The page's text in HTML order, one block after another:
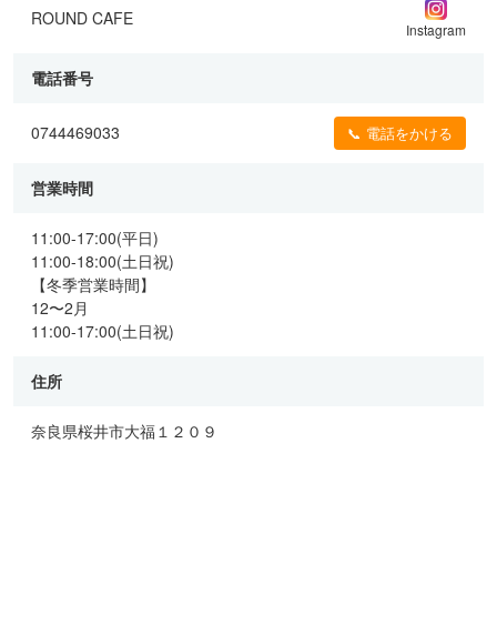
ROUND CAFE Instagram
電話番号
0744469033 📞 電話をかける
営業時間
11:00-17:00(平日)
11:00-18:00(土日祝)
【冬季営業時間】
12〜2月
11:00-17:00(土日祝)
住所
奈良県桜井市大福１２０９